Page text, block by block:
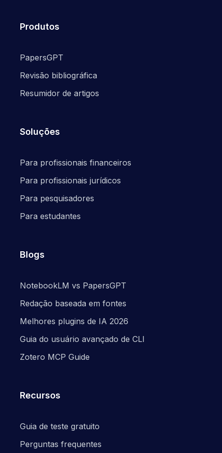
Produtos
PapersGPT
Revisão bibliográfica
Resumidor de artigos
Soluções
Para profissionais financeiros
Para profissionais jurídicos
Para pesquisadores
Para estudantes
Blogs
NotebookLM vs PapersGPT
Redação baseada em fontes
Melhores plugins de IA 2026
Guia do usuário avançado de CLI
Zotero MCP Guide
Recursos
Guia de teste gratuito
Perguntas frequentes